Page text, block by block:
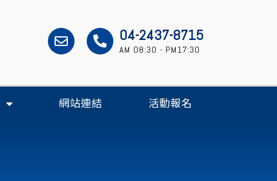
04-2437-8715
AM 08:30 - PM17:30
網站連結 活動報名